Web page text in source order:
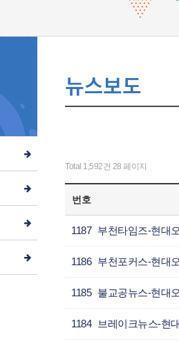
뉴스보도
Total 1,592건 28 페이지
번호
1187
1186
1185
1184